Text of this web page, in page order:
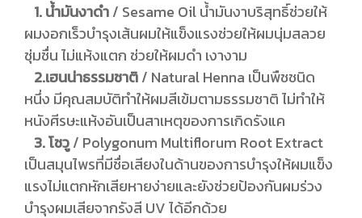
1. น้ำมันงาดำ/ Sesame Oil น้ำมันงาบริสุทธิ์ช่วยให้
ผมงอกเร็วบำรุงเส้นผมให้แข็งแรงช่วยให้ผมนุ่มสลวย
ชุ่มชื่น ไม่แห้งแตก ช่วยให้ผมดำ เงางาม
2.เฮนน่าธรรมชาติ/ Natural Henna เป็นพืชชนิด
หนึ่ง มีคุณสมบัติทำให้ผมสีเข้มตามธรรมชาติ ไม่ทำให้
หนังศีรษะแห้งอันเป็นสาเหตุของการเกิดรังแค
3. โชวู/ Polygonum Multiflorum Root Extract
เป็นสมุนไพรที่มีชื่อเสียงในด้านของการบำรุงให้ผมแข็ง
แรงไม่แตกหักเสียหายง่ายและยังช่วยป้องกันผมร่วง
บำรุงผมเสียจากรังสี UV ได้อีกด้วย